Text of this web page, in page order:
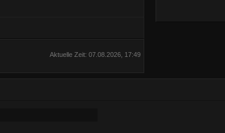
Aktuelle Zeit: 07.08.2026, 17:49